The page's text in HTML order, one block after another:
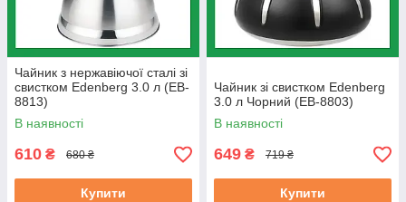
Чайник з нержавіючої сталі зі
свистком Edenberg 3.0 л (EB-
8813)
В наявності
610 ₴ 680 ₴
Купити
Чайник зі свистком Edenberg
3.0 л Чорний (EB-8803)
В наявності
649 ₴ 719 ₴
Купити